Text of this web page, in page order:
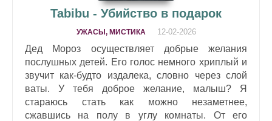
Tabibu - Убийство в подарок
УЖАСЫ, МИСТИКА 12-02-2026
Дед Мороз осуществляет добрые желания
послушных детей. Его голос немного хриплый и
звучит как-будто издалека, словно через слой
ваты. У тебя доброе желание, малыш? Я
стараюсь стать как можно незаметнее,
сжавшись на полу в углу комнаты. От его